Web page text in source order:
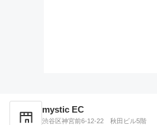
mystic EC
渋谷区神宮前6-12-22 秋田ビル5階